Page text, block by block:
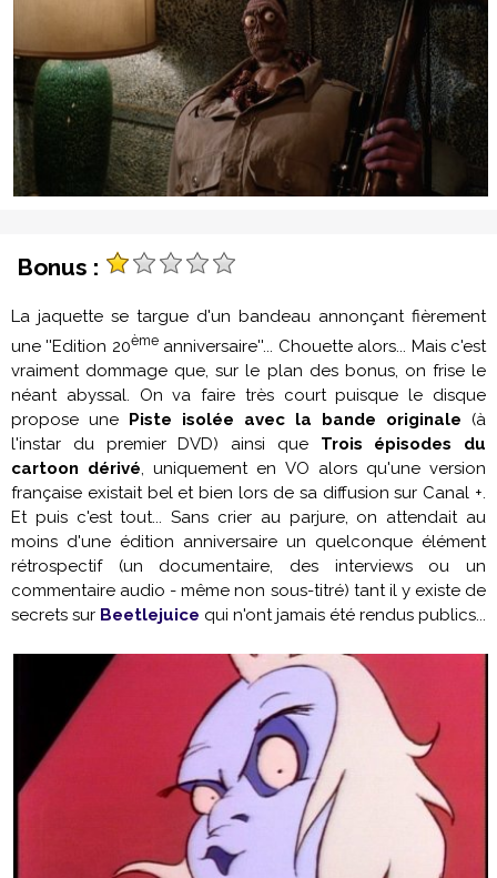
Bonus :
La jaquette se targue d'un bandeau annonçant fièrement
une ''Edition 20èmeanniversaire''... Chouette alors... Mais c'est
vraiment dommage que, sur le plan des bonus, on frise le
néant abyssal. On va faire très court puisque le disque
propose une Piste isolée avec la bande originale (à
l'instar du premier DVD) ainsi que Trois épisodes du
cartoon dérivé, uniquement en VO alors qu'une version
française existait bel et bien lors de sa diffusion sur Canal +.
Et puis c'est tout... Sans crier au parjure, on attendait au
moins d'une édition anniversaire un quelconque élément
rétrospectif (un documentaire, des interviews ou un
commentaire audio - même non sous-titré) tant il y existe de
secrets sur Beetlejuice qui n'ont jamais été rendus publics...